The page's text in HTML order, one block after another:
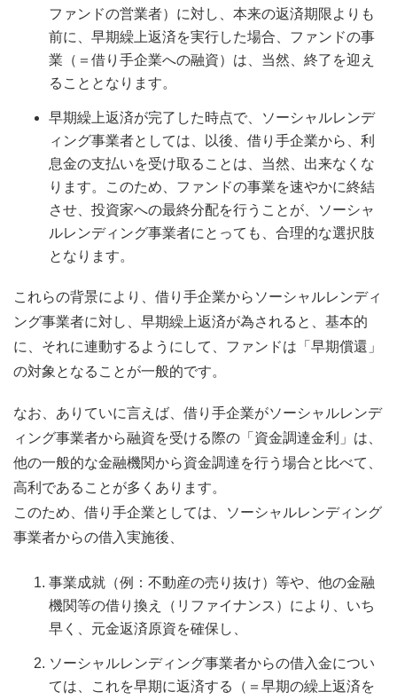
ファンドの営業者）に対し、本来の返済期限よりも
前に、早期繰上返済を実行した場合、ファンドの事
業（＝借り手企業への融資）は、当然、終了を迎え
ることとなります。
早期繰上返済が完了した時点で、ソーシャルレンデ
ィング事業者としては、以後、借り手企業から、利
息金の支払いを受け取ることは、当然、出来なくな
ります。このため、ファンドの事業を速やかに終結
させ、投資家への最終分配を行うことが、ソーシャ
ルレンディング事業者にとっても、合理的な選択肢
となります。
これらの背景により、借り手企業からソーシャルレンディ
ング事業者に対し、早期繰上返済が為されると、基本的
に、それに連動するようにして、ファンドは「早期償還」
の対象となることが一般的です。
なお、ありていに言えば、借り手企業がソーシャルレンデ
ィング事業者から融資を受ける際の「資金調達金利」は、
他の一般的な金融機関から資金調達を行う場合と比べて、
高利であることが多くあります。
このため、借り手企業としては、ソーシャルレンディング
事業者からの借入実施後、
事業成就（例：不動産の売り抜け）等や、他の金融
機関等の借り換え（リファイナンス）により、いち
早く、元金返済原資を確保し、
ソーシャルレンディング事業者からの借入金につい
ては、これを早期に返済する（＝早期の繰上返済を